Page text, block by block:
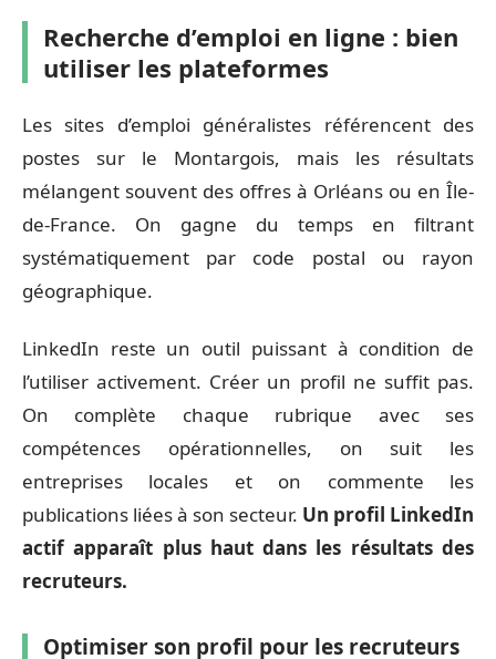
Recherche d’emploi en ligne : bien
utiliser les plateformes
Les sites d’emploi généralistes référencent des
postes sur le Montargois, mais les résultats
mélangent souvent des offres à Orléans ou en Île-
de-France. On gagne du temps en filtrant
systématiquement par code postal ou rayon
géographique.
LinkedIn reste un outil puissant à condition de
l’utiliser activement. Créer un profil ne suffit pas.
On complète chaque rubrique avec ses
compétences opérationnelles, on suit les
entreprises locales et on commente les
publications liées à son secteur. Un profil LinkedIn
actif apparaît plus haut dans les résultats des
recruteurs.
Optimiser son profil pour les recruteurs